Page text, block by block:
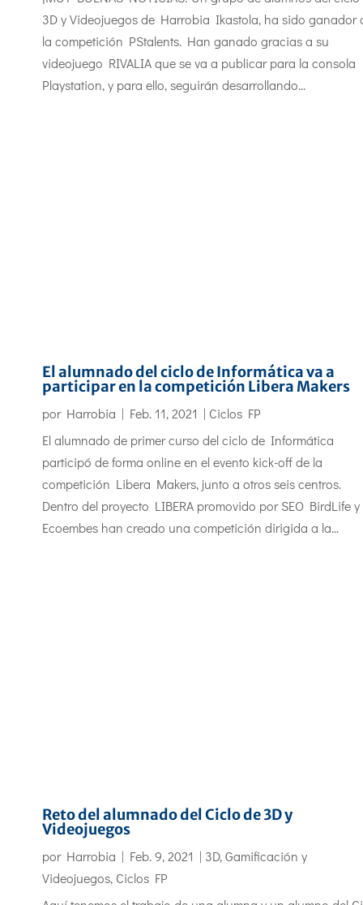
3D y Videojuegos de Harrobia Ikastola, ha sido ganador
la competición PStalents. Han ganado gracias a su
videojuego RIVALIA que se va a publicar para la consola
Playstation, y para ello, seguirán desarrollando...
El alumnado del ciclo de Informática va a
participar en la competición Libera Makers
por Harrobia | Feb. 11, 2021 | Ciclos FP
El alumnado de primer curso del ciclo de Informática
participó de forma online en el evento kick-off de la
competición Libera Makers, junto a otros seis centros.
Dentro del proyecto LIBERA promovido por SEO BirdLife y
Ecoembes han creado una competición dirigida a la...
Reto del alumnado del Ciclo de 3D y
Videojuegos
por Harrobia | Feb. 9, 2021 | 3D, Gamificación y
Videojuegos, Ciclos FP